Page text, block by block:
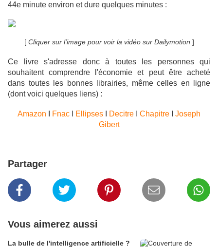
44e minute environ et dure quelques minutes :
[ Cliquer sur l'image pour voir la vidéo sur Dailymotion ]
Ce livre s'adresse donc à toutes les personnes qui
souhaitent comprendre l'économie et peut être acheté
dans toutes les bonnes librairies, même celles en ligne
(dont voici quelques liens) :
Amazon Fnac Ellipses Decitre Chapitre
Joseph
Gibert
Partager
Vous aimerez aussi
La bulle de l'intelligence artificielle ?